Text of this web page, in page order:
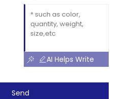
AI Helps Write
Send